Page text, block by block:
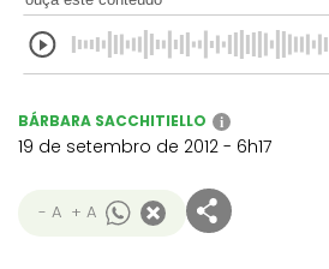
BÁRBARA SACCHITIELLO i
19 de setembro de 2012 - 6h17
- A + A